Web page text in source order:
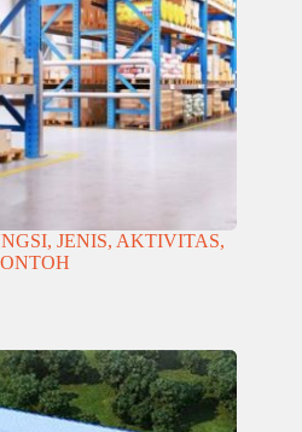
JENIS, AKTIVITAS,